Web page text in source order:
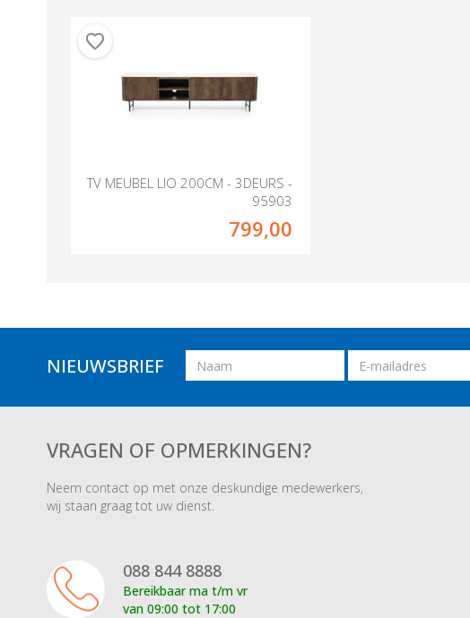
TV MEUBEL LIO 200CM - 3DEURS -
95903
799,00
NIEUWSBRIEF Naam
Email
adres
VRAGEN OF OPMERKINGEN?
Neem contact op met onze deskundige medewerkers,
wij staan graag tot uw dienst.
088 844 8888
Bereikbaar ma t/m vr
van 09:00 tot 17:00